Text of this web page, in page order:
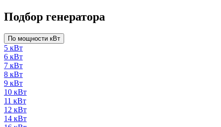
Подбор генератора
По мощности кВт
5 кВт
6 кВт
7 кВт
8 кВт
9 кВт
10 кВт
11 кВт
12 кВт
14 кВт